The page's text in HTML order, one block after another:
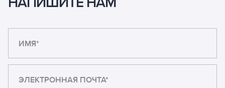
ИМЯ*
ЭЛЕКТРОННАЯ ПОЧТА*